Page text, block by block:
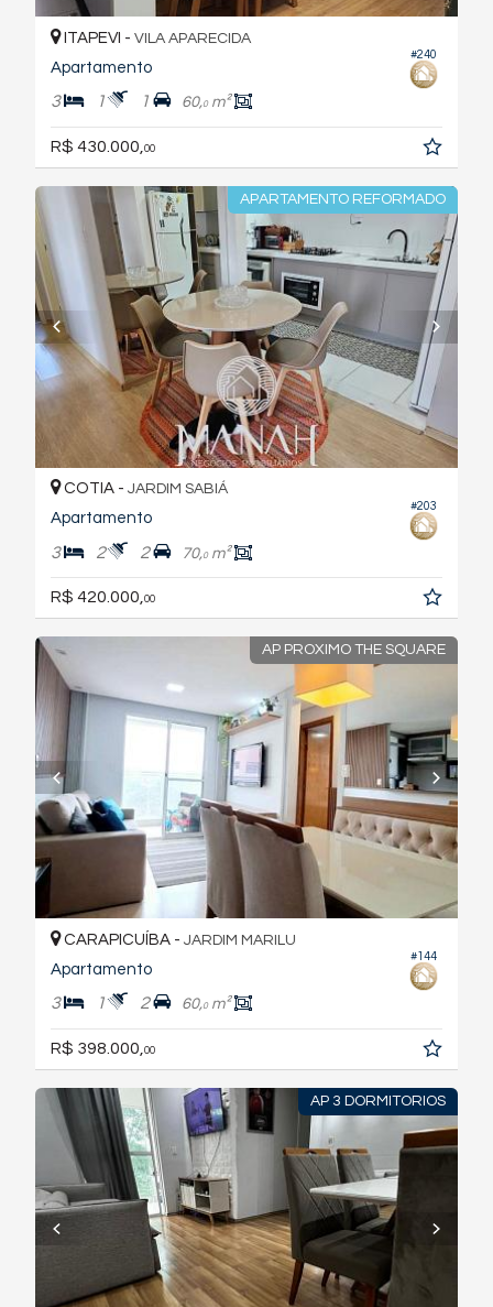
#240
ITAPEVI - VILA APARECIDA
Apartamento
3 1 1 60,0m²
R$ 430.000, 00
APARTAMENTO REFORMADO
#203
COTIA - JARDIM SABIÁ
Apartamento
3 2 2 70,0m²
R$ 420.000,00
AP PROXIMO THE SQUARE
#144
CARAPICUÍBA - JARDIM MARILU
Apartamento
3 1 2 60,0m²
R$ 398.000, 00
AP 3 DORMITORIOS